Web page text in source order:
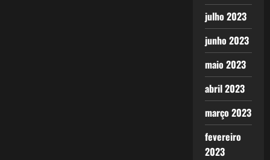
julho 2023
junho 2023
maio 2023
abril 2023
março 2023
fevereiro
2023